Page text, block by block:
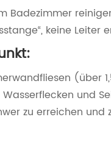
Badezimmer
keine Leiter
(über
und
zu erreichen und